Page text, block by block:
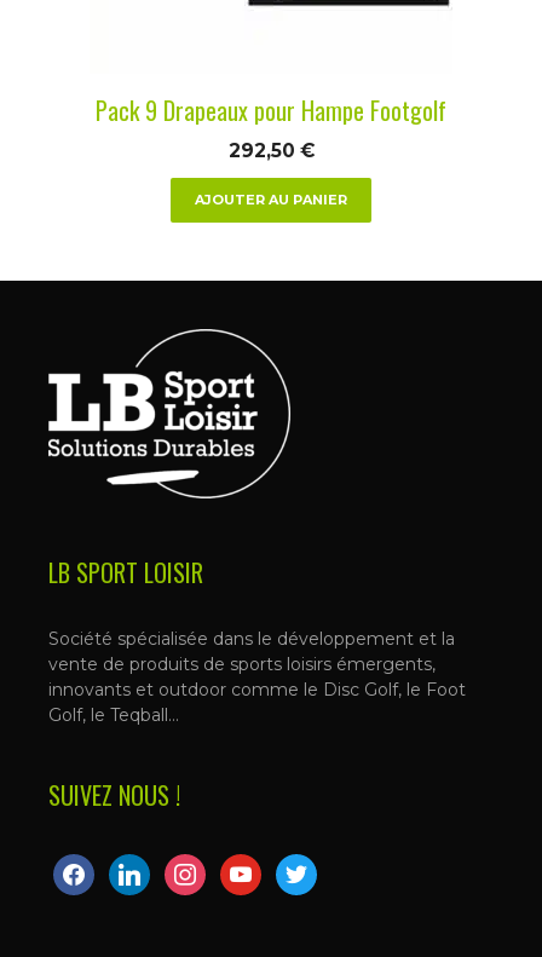
Pack 9 Drapeaux pour Hampe Footgolf
292,50 €
AJOUTER AU PANIER
LB SPORT LOISIR
Société spécialisée dans le développement et la
vente de produits de sports loisirs émergents,
innovants et outdoor comme le Disc Golf, le Foot
Golf, le Teqball…
SUIVEZ NOUS !
facebooklinkedininstagramyoutubetwitter